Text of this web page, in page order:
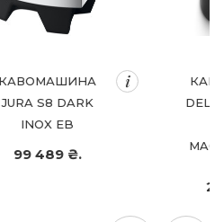
КАВОМАШИНА
DELONGHI ECAM